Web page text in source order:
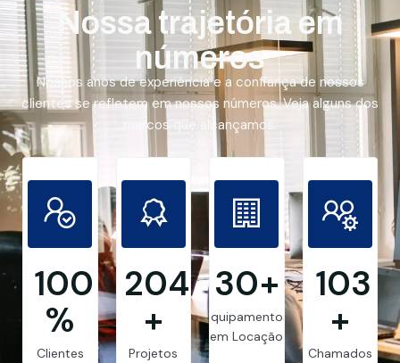
Nossa trajetória em
números
Nossos anos de experiência e a confiança de nossos
clientes se refletem em nossos números. Veja alguns dos
marcos que alcançamos.
99.8
%
Clientes
205
+
Projetos
30+
Equipamentos
em Locação
103
+
Chamados